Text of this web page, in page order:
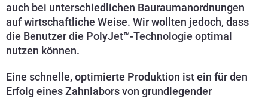
auch bei unterschiedlichen Bauraumanordnungen
auf wirtschaftliche Weise. Wir wollten jedoch, dass
die Benutzer die PolyJet™-Technologie optimal
nutzen können.
Eine schnelle, optimierte Produktion ist ein für den
Erfolg eines Zahnlabors von grundlegender